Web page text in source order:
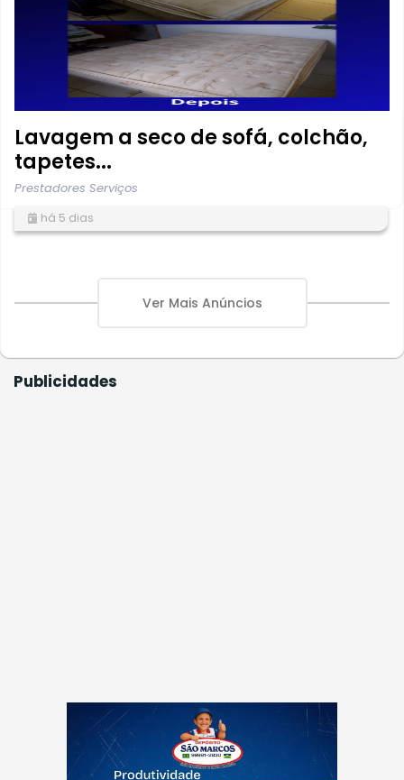
Lavagem a seco de sofá, colchão,
tapetes...
Prestadores Serviços
há 5 dias
Ver Mais Anúncios
Publicidades